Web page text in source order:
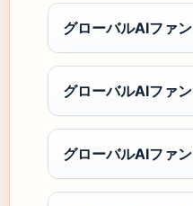
グローバルAIファ
グローバルAIファ
グローバルAIファ